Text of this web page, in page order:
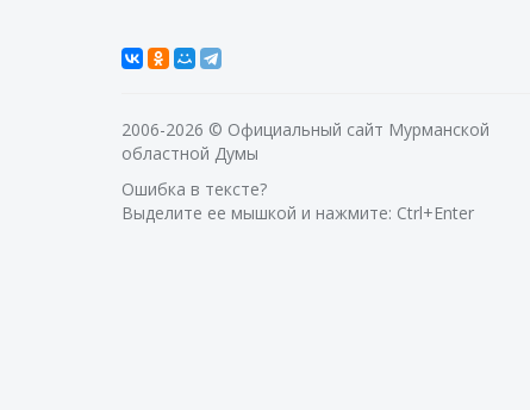
2006-2026 © Официальный сайт Мурманской
областной Думы
Ошибка в тексте?
Выделите ее мышкой и нажмите: Ctrl+Enter